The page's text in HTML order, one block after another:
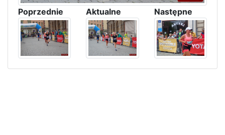
Poprzednie Aktualne Następne